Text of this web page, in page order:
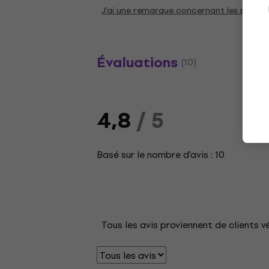
J'ai une remarque concernant les
Évaluations (10)
4,8/ 5
Basé sur le nombre d'avis : 10
Tous les avis proviennent de clients